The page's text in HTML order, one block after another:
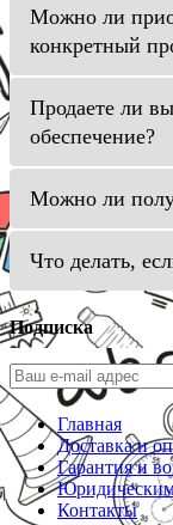
Можно ли
конкретный
Продаете ли
обеспечение?
Можно ли
Что делать,
Подписка
Главная
Доставка и
Гарантия и
Контакты